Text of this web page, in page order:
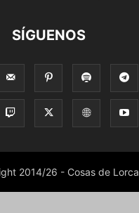
SÍGUENOS
2014/26 - Cosas de Lorca